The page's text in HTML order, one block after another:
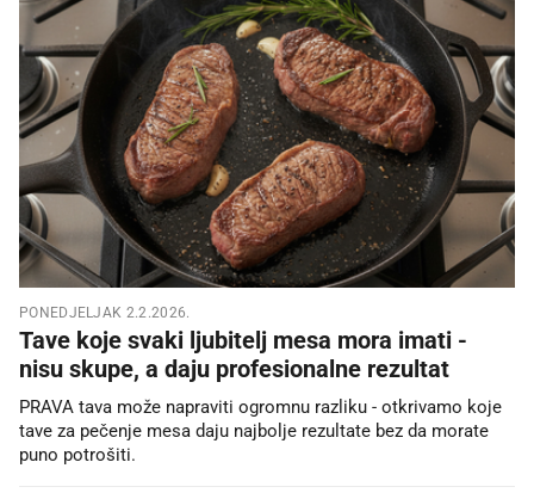
PONEDJELJAK 2.2.2026.
Tave koje svaki ljubitelj mesa mora imati -
nisu skupe, a daju profesionalne rezultat
PRAVA tava može napraviti ogromnu razliku - otkrivamo koje
tave za pečenje mesa daju najbolje rezultate bez da morate
puno potrošiti.